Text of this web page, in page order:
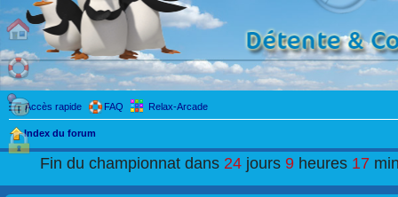
Accès rapide FAQ Relax-Arcade
Index du forum
Fin du championnat dans24 jours9 heures17